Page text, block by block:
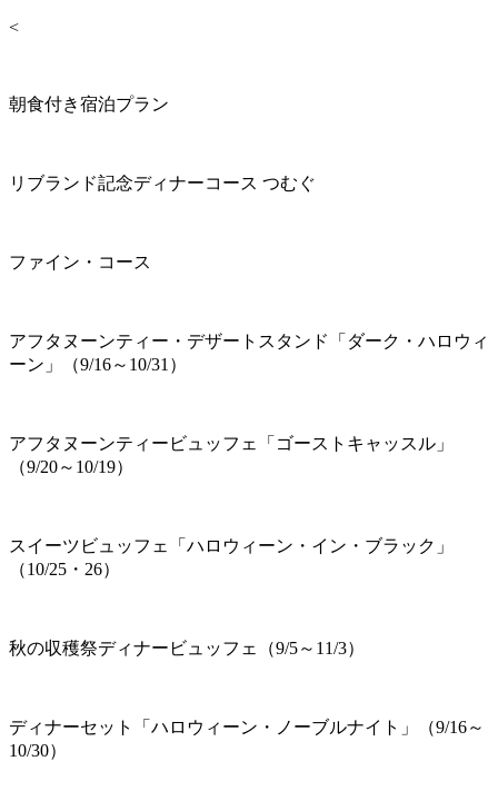
<
朝食付き宿泊プラン
リブランド記念ディナーコース つむぐ
ファイン・コース
アフタヌーンティー・デザートスタンド「ダーク・ハロウィ
ーン」（9/16～10/31）
アフタヌーンティービュッフェ「ゴーストキャッスル」
（9/20～10/19）
スイーツビュッフェ「ハロウィーン・イン・ブラック」
（10/25・26）
秋の収穫祭ディナービュッフェ（9/5～11/3）
ディナーセット「ハロウィーン・ノーブルナイト」（9/16～
10/30）